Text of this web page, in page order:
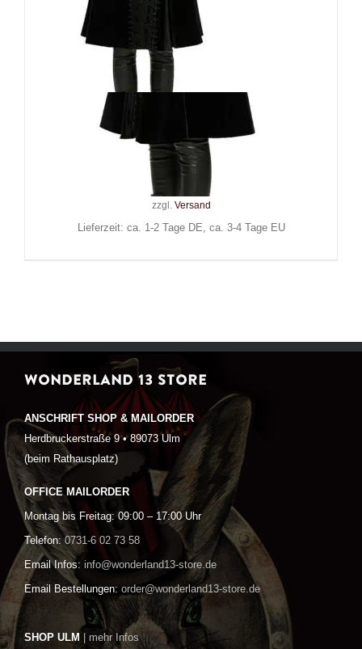
Punk Rave Mantel Lady
MacBeth
189,90€
Inkl. MwSt.
zzgl. Versand
Lieferzeit: ca. 1-2 Tage DE, ca. 3-4 Tage EU
WONDERLAND 13 STORE
ANSCHRIFT SHOP & MAILORDER
Herdbruckerstraße 9 • 89073 Ulm
(beim Rathausplatz)
OFFICE MAILORDER
Montag bis Freitag: 09:00 – 17:00 Uhr
Telefon: 0731-6 02 73 58
Email Infos: info@wonderland13-store.de
Email Bestellungen: order@wonderland13-store.de
SHOP ULM | mehr Infos